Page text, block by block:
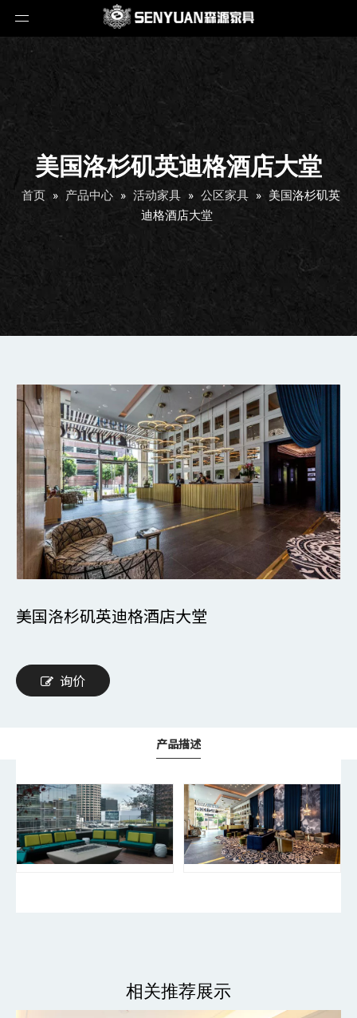
美国洛杉矶英迪格酒店大堂
首页 » 产品中心 » 活动家具 » 公区家具 » 美国洛杉矶英
迪格酒店大堂
美国洛杉矶英迪格酒店大堂
询价
产品描述
相关推荐展示